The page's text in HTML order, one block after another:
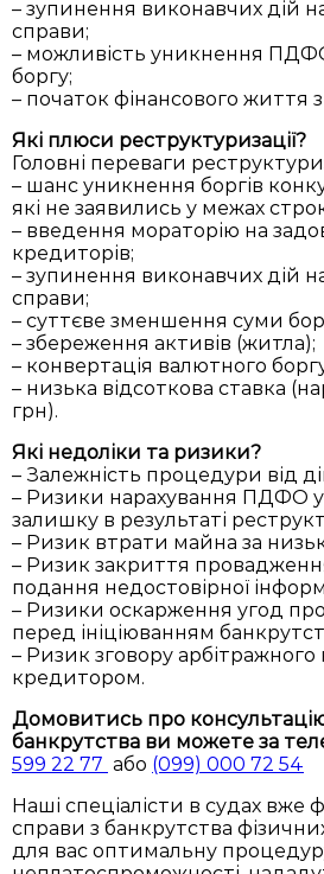
– зупинення виконавчих дій
справи;
– можливість уникнення
боргу;
– початок фінансового життя
Які плюси реструктуризації?
Головні переваги
– шанс уникнення боргів
які не заявились у межах
– введення мораторію на
кредиторів;
– зупинення виконавчих дій
справи;
– суттєве зменшення суми
– збереження активів (житла);
– конвертація валютного
– низька відсоткова ставка
грн).
Які недоліки та ризики?
– Залежність процедури від
– Ризики нарахування ПДФО у
залишку в результаті
– Ризик втрати майна за
– Ризик закриття провадження
подання недостовірної
– Ризики оскарження угод
перед ініціюванням
– Ризик зговору арбітражного
кредитором.
Домовитись про
банкрутства ви можете за
599 22 77 або (099) 000 72 54
Наші спеціалісти в судах
справи з банкрутства
для вас оптимальну